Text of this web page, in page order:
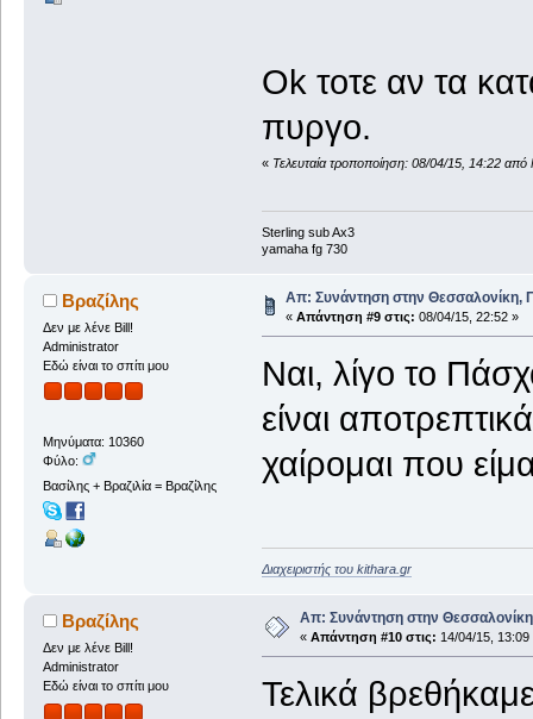
Ok τοτε αν τα
πυργο.
« Τελευταία τροποποίηση: 08/04/15, 14:22
Sterling sub Ax3
yamaha fg 730
Βραζίλης
Δεν με λένε Bill!
Administrator
Εδώ είναι το σπίτι μου
Μηνύματα: 10360
Φύλο:
Βασίλης + Βραζιλία = Βραζίλης
Απ: Συνάντηση στην Θεσσαλονίκη,
« Απάντηση #9 στις: 08/04/15, 22:52 »
Ναι, λίγο το
είναι
χαίρομαι που
Διαχειριστής του kithara.gr
Βραζίλης
Δεν με λένε Bill!
Administrator
Εδώ είναι το σπίτι μου
Απ: Συνάντηση στην
« Απάντηση #10 στις: 14/04/15, 13:09
Τελικά